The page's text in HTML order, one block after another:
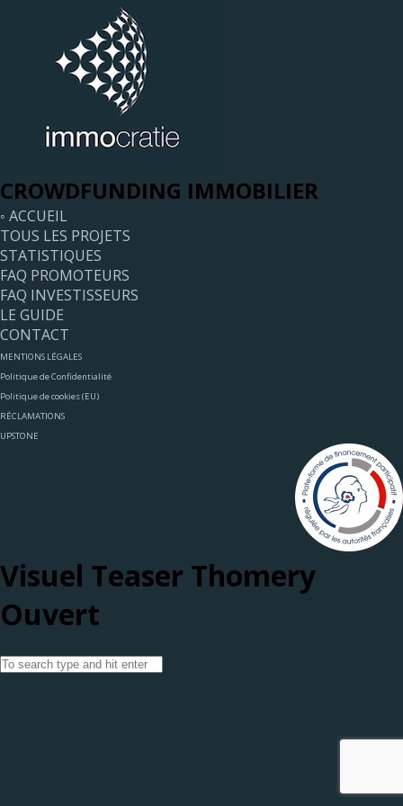
CROWDFUNDING IMMOBILIER
◦ ACCUEIL
TOUS LES PROJETS
STATISTIQUES
FAQ PROMOTEURS
FAQ INVESTISSEURS
LE GUIDE
CONTACT
MENTIONS LÉGALES
Politique de Confidentialité
Politique de cookies (EU)
RÉCLAMATIONS
UPSTONE
Visuel Teaser Thomery
Ouvert